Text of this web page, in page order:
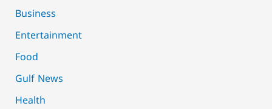
Business
Entertainment
Food
Gulf News
Health